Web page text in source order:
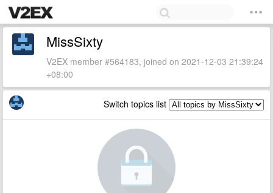
MissSixty
V2EX member #564183, joined on 2021-12-03 21:39:24
+08:00
Switch topics list